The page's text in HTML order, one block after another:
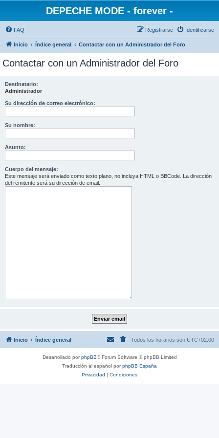
DEPECHE MODE - forever -
FAQ Identificarse
Registrarse
Inicio Índice general Contactar con un Administrador del Foro
Contactar con un Administrador del Foro
Destinatario:
Administrador
Su dirección de correo electrónico:
Su nombre:
Asunto:
Cuerpo del mensaje:
Este mensaje será enviado como texto plano, no incluya HTML o BBCode. La dirección
del remitente será su dirección de email.
Inicio Índice general Todos los horarios son UTC+02:00
Desarrollado porphpBB® Forum Software © phpBB Limited
Traducción al español porphpBB España
Privacidad | Condiciones